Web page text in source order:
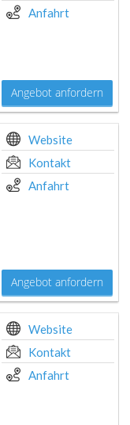
Anfahrt
Angebot anfordern
Website
Kontakt
Anfahrt
Angebot anfordern
Website
Kontakt
Anfahrt